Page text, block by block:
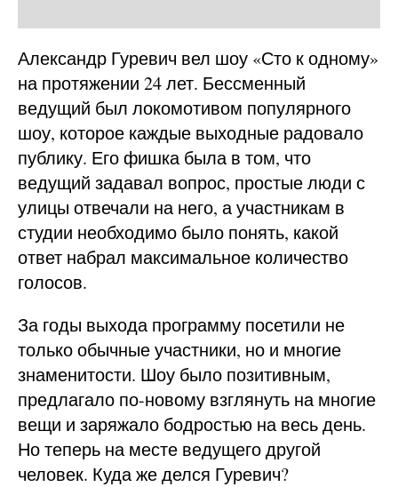
Александр Гуревич вел шоу «Сто к одному»
на протяжении 24 лет. Бессменный
ведущий был локомотивом популярного
шоу, которое каждые выходные радовало
публику. Его фишка была в том, что
ведущий задавал вопрос, простые люди с
улицы отвечали на него, а участникам в
студии необходимо было понять, какой
ответ набрал максимальное количество
голосов.
За годы выхода программу посетили не
только обычные участники, но и многие
знаменитости. Шоу было позитивным,
предлагало по-новому взглянуть на многие
вещи и заряжало бодростью на весь день.
Но теперь на месте ведущего другой
человек. Куда же делся Гуревич?